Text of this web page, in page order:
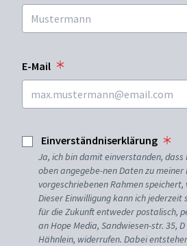
E-Mail
Einverständniserklärung
Ja, ich bin damit einverstanden, dass
oben angegebe-nen Daten zu
vorgeschriebenen Rahmen
Dieser Einwilligung kann ich jederzeit
für die Zukunft entweder postalisch,
an Hope Media, Sandwiesen-str. 35,
Hähnlein, widerrufen. Dabei